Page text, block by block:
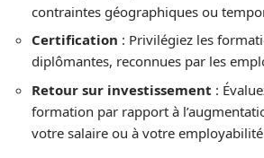
contraintes géographiques ou
Certification : Privilégiez les
diplômantes, reconnues par les
Retour sur investissement :
formation par rapport à
votre salaire ou à votre